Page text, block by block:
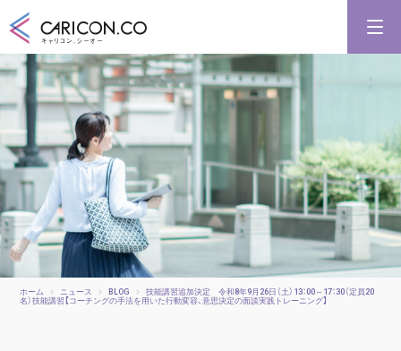
キャリアコンサルタント養成講習
キャリアコンサルタント更新講習
合格講座
キャリコンシーオーとは
キャリアコンサルタントとは
ホーム ニュース BLOG 技能講習追加決定 令和8年9月26日（土）13：00～17：30（定員20
名）技能講習【コーチングの手法を用いた行動変容、意思決定の面談実践トレーニング】